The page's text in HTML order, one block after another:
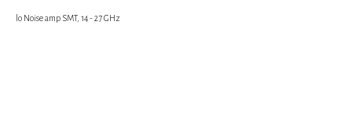
lo Noise amp SMT, 14 - 27 GHz